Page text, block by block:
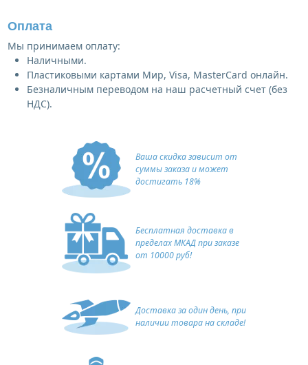
Оплата
Мы принимаем оплату:
Наличными.
Пластиковыми картами Мир, Visa, MasterCard онлайн.
Безналичным переводом на наш расчетный счет (без
НДС).
Ваша скидка зависит от
суммы заказа и может
достигать 18%
Бесплатная доставка в
пределах МКАД при заказе
от 10000 руб!
Доставка за один день, при
наличии товара на складе!